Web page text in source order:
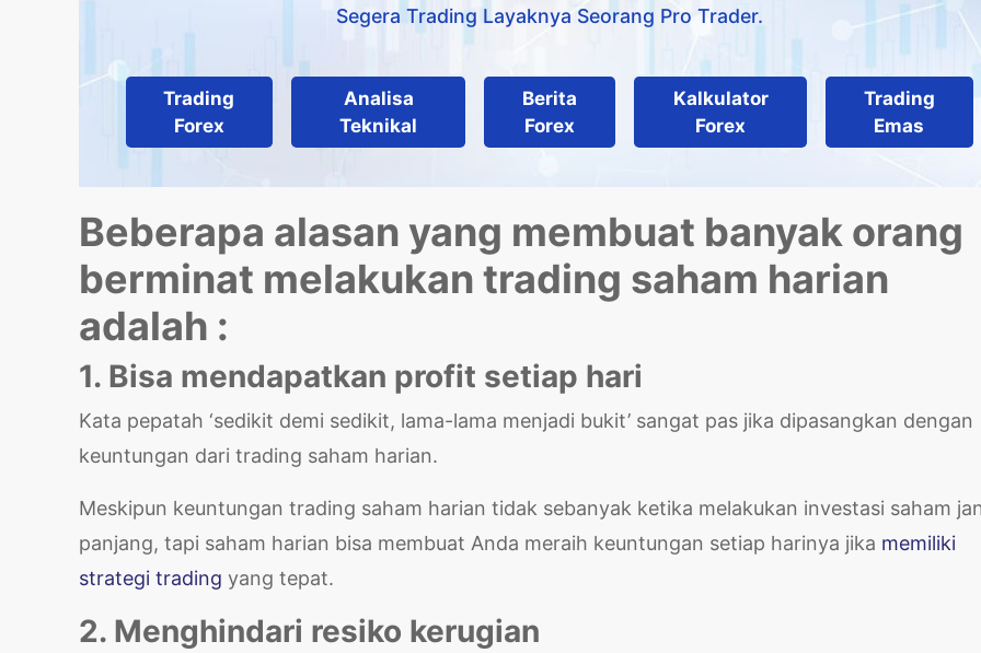
Segera Trading Layaknya Seorang Pro Trader.
Trading
Forex
Analisa
Teknikal
Berita
Forex
Kalkulator
Forex
Trading
Emas
Beberapa alasan yang membuat banyak orang
berminat melakukan trading saham harian
adalah :
1. Bisa mendapatkan profit setiap hari
Kata pepatah ‘sedikit demi sedikit, lama-lama menjadi bukit’ sangat pas jika dipasangkan dengan
keuntungan dari trading saham harian.
Meskipun keuntungan trading saham harian tidak sebanyak ketika melakukan investasi saham
panjang, tapi saham harian bisa membuat Anda meraih keuntungan setiap harinya jika memiliki
strategi trading yang tepat.
2. Menghindari resiko kerugian